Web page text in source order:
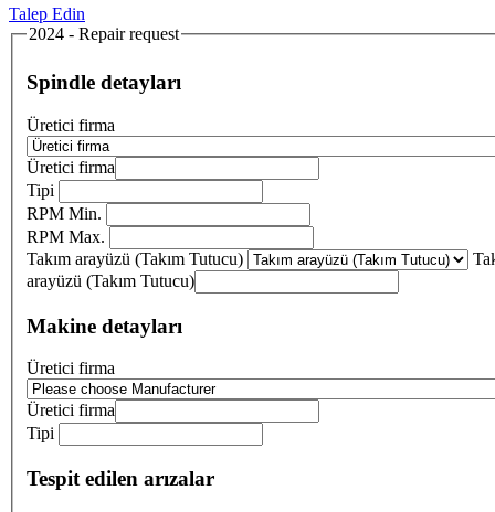
Talep Edin
2024 - Repair request
Spindle detayları
Üretici firma
Üretici firma
Tipi
RPM Min.
RPM Max.
Takım arayüzü (Takım Tutucu)
arayüzü (Takım Tutucu)
Makine detayları
Üretici firma
Üretici firma
Tipi
Tespit edilen arızalar